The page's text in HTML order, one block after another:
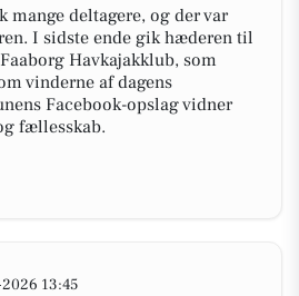
mange deltagere, og der var
I sidste ende gik hæderen til
Havkajakklub, som
vinderne af dagens
Facebook-opslag vidner
fællesskab.
13:45